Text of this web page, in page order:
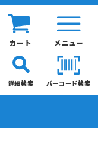
メニュー
カート
バーコード検索
詳細検索